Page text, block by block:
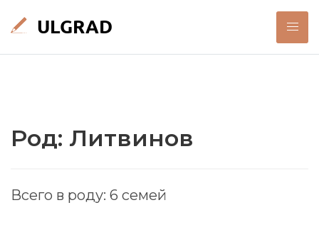
Род: Литвинов
Всего в роду: 6 семей